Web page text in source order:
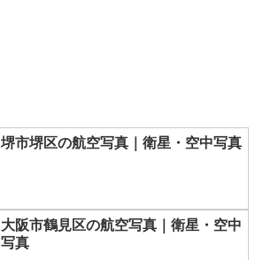
堺市堺区の航空写真｜衛星・空中写真
大阪市鶴見区の航空写真｜衛星・空中
写真